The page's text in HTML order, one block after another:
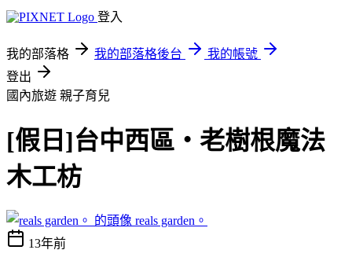
登入
我的部落格 我的部落格後台
我的帳號
登出
國內旅遊 親子育兒
[假日]台中西區‧老樹根魔法
木工枋
reals garden。
13年前